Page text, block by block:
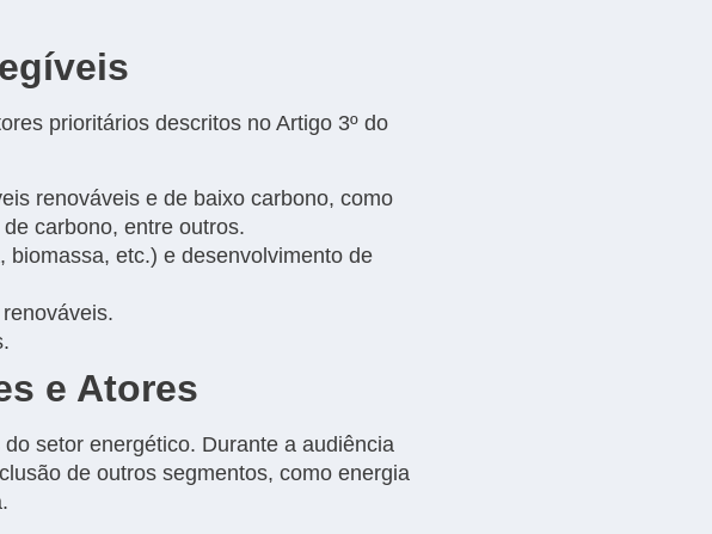
prioritários descritos no Artigo 3º do
renováveis e de baixo carbono, como
carbono, entre outros.
biomassa, etc.) e desenvolvimento de
e Atores
setor energético. Durante a audiência
de outros segmentos, como energia